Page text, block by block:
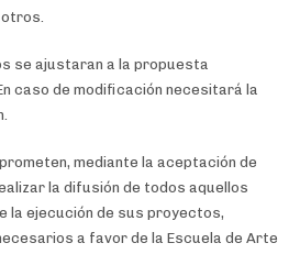
se ajustaran a la propuesta
caso de modificación necesitará la
mediante la aceptación de
la difusión de todos aquellos
la ejecución de sus proyectos,
a favor de la Escuela de Arte